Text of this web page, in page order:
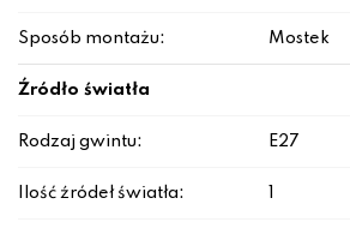
Sposób montażu: Mostek
Źródło światła
Rodzaj gwintu: E27
Ilość źródeł światła: